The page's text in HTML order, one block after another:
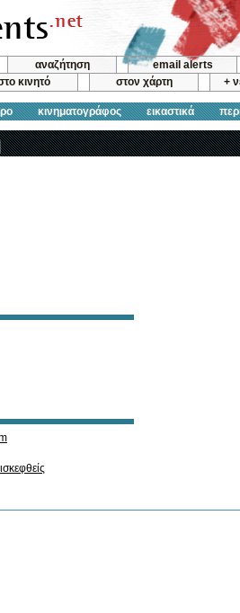
αναζήτηση
email alerts
κινητό στον χάρτη +
κινηματογράφος εικαστικά